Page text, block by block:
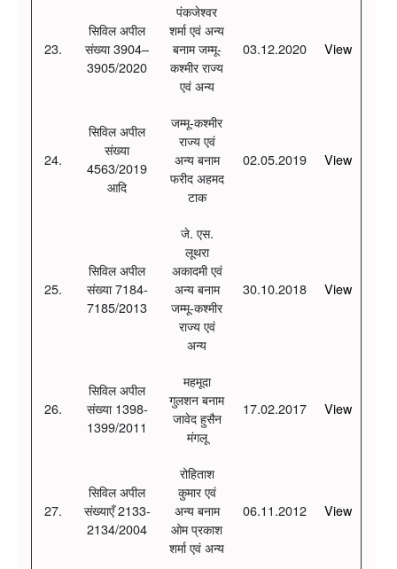
23.
सिविल अपील
संख्या 3904–
3905/2020
पंकजेश्वर
शर्मा एवं अन्य
बनाम जम्मू-
कश्मीर राज्य
एवं अन्य
03.12.2020 View
24.
सिविल अपील
संख्या
4563/2019
आदि
जम्मू-कश्मीर
राज्य एवं
अन्य बनाम
फरीद अहमद
टाक
02.05.2019 View
25.
सिविल अपील
संख्या 7184-
7185/2013
जे. एस.
लूथरा
अकादमी एवं
अन्य बनाम
जम्मू-कश्मीर
राज्य एवं
अन्य
30.10.2018 View
26.
सिविल अपील
संख्या 1398-
1399/2011
महमूदा
गुलशन बनाम
जावेद हुसैन
मंगलू
17.02.2017 View
27.
सिविल अपील
संख्याएँ 2133-
2134/2004
रोहिताश
कुमार एवं
अन्य बनाम
ओम प्रकाश
शर्मा एवं अन्य
06.11.2012 View